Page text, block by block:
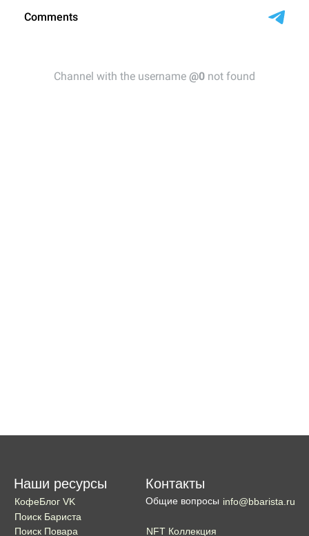
Наши ресурсы
КофеБлог VK
Поиск Бариста
Поиск Повара
Контакты
Общие вопросы info@bbarista.ru
NFT Коллекция